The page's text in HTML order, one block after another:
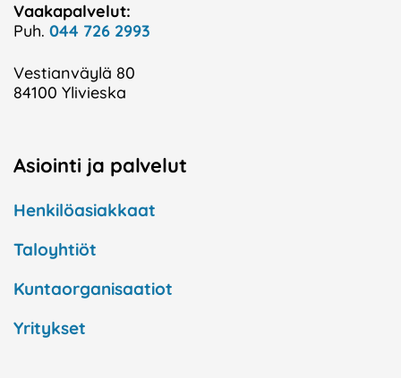
Vaakapalvelut:
Puh. 044 726 2993
Vestianväylä 80
84100 Ylivieska
Asiointi ja palvelut
Henkilöasiakkaat
Taloyhtiöt
Kuntaorganisaatiot
Yritykset